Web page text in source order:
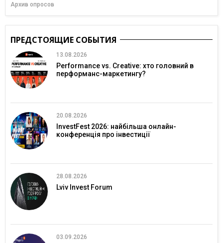
Архив опросов
ПРЕДСТОЯЩИЕ СОБЫТИЯ
13.08.2026
Performance vs. Creative: хто головний в
перформанс-маркетингу?
20.08.2026
InvestFest 2026: найбільша онлайн-
конференція про інвестиції
28.08.2026
Lviv Invest Forum
03.09.2026